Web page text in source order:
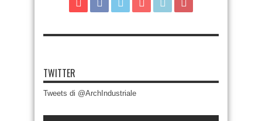
TWITTER
Tweets di @ArchIndustriale